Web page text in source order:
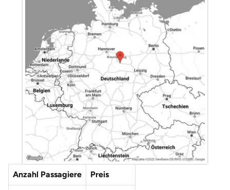
Anzahl Passagiere Preis
Duisburg
Düsseldorf
Erlangen
Essen
Flensburg